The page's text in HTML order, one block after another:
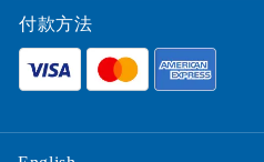
付款方法